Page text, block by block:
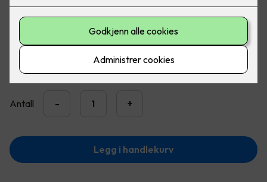
Moderne LED veggarmatur med opp- og nedlys for
utendørs montering.
Antall - +
Legg i handlekurv